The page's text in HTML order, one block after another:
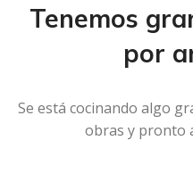
Tenemos
por
Se está cocinando algo
obras y pronto